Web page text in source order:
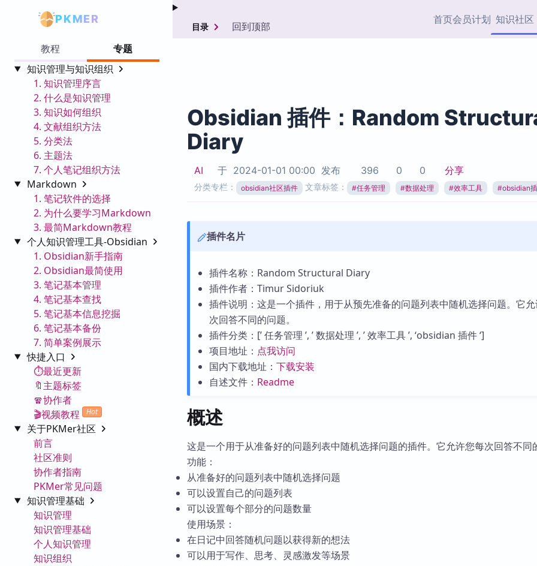
PKMER 首页会员计划 知识社区
协作者
Zotero 专题
Obsidian 专题
Zotero 插件 挂
教程
专题
知识管理与知识组织
1. 知识管理序言
2. 什么是知识管理
3. 知识如何组织
4. 文献组织方法
5. 分类法
6. 主题法
7. 个人笔记组织方法
Markdown
1. 笔记软件的选择
2. 为什么要学习Markdown
3. 最简Markdown教程
个人知识管理工具-Obsidian
1. Obsidian新手指南
2. Obsidian最简使用
3. 笔记基本管理
4. 笔记基本查找
5. 笔记基本信息挖掘
6. 笔记基本备份
7. 简单案例展示
快捷入口
⏱️最近更新
🔖主题标签
🧣协作者
🎬视频教程
Hot
关于PKMer社区
前言
社区准则
协作者指南
PKMer常见问题
知识管理基础
知识管理
知识管理基础
个人知识管理
知识组织
目录 回到顶部
Obsidian 插件：Random
Diary
AI 于 2024-01-01 00:00 发布 396 0 0 分享
分类专栏： obsidian社区插件 文章标签： #任务管理 #数据处理 #效率工具 #obsidian
插件名片
插件名称：Random Structural Diary
插件作者：Timur Sidoriuk
插件说明：这是一个插件，用于从预先准备的问题列表中随机选择问题。它
次回答不同的问题。
插件分类：[’ 任务管理 ’, ’ 数据处理 ’, ’ 效率工具 ’, ‘obsidian 插件 ‘]
项目地址： 点我访问
国内下载地址： 下载安装
自述文件： Readme
概述
这是一个用于从准备好的问题列表中随机选择问题的插件。它允许您每次回答不同
功能：
从准备好的问题列表中随机选择问题
可以设置自己的问题列表
可以设置每个部分的问题数量
使用场景：
在日记中回答随机问题以获得新的想法
可以用于写作、思考、灵感激发等场景